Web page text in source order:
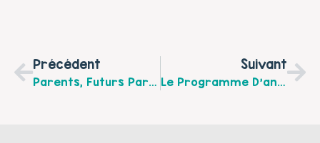
Précédent
Parents, Futurs Parents : Maîtrisez Le Numérique Pour Vos Enfants ! Ateliers Gratuits Du 13 Avril Au 25 Mai De 14h À 16h À La Coop Numérique À Hesdin
Suivant
Le Programme D’animation Du Mois D’avril 2022 De “La Maison Des Faiseurs” À Groffliers